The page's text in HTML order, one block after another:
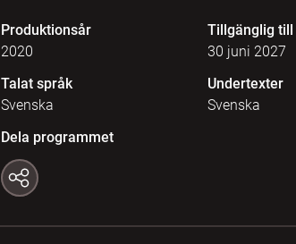
Produktionsår
2020
Tillgänglig till
30 juni 2027
Talat språk
Svenska
Undertexter
Svenska
Dela programmet